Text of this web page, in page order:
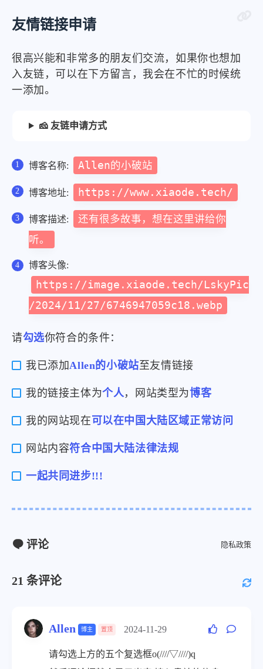
友情链接申请
很高兴能和非常多的朋友们交流，如果你也想加
入友链，可以在下方留言，我会在不忙的时候统
一添加。
🧀 友链申请方式
博客名称: Allen的小破站
博客地址: https://www.xiaode.tech/
博客描述:
还有很多故事，想在这里讲给你
听。
博客头像:
https://image.xiaode.tech/LskyPic
/2024/11/27/6746947059c18.webp
请勾选你符合的条件：
我已添加Allen的小破站至友情链接
我的链接主体为个人，网站类型为博客
我的网站现在可以在中国大陆区域正常访问
网站内容符合中国大陆法律法规
一起共同进步!!!
评论 隐私政策
0/500
21 条评论
Allen 博主 置顶 2024-11-29
请勾选上方的五个复选框o(////▽////)q